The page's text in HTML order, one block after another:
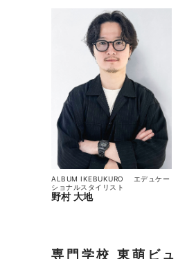
​野村 大地
ALBUM IKEBUKURO
エデュケー
ショナルスタイリスト
専門学校 東萌ビ